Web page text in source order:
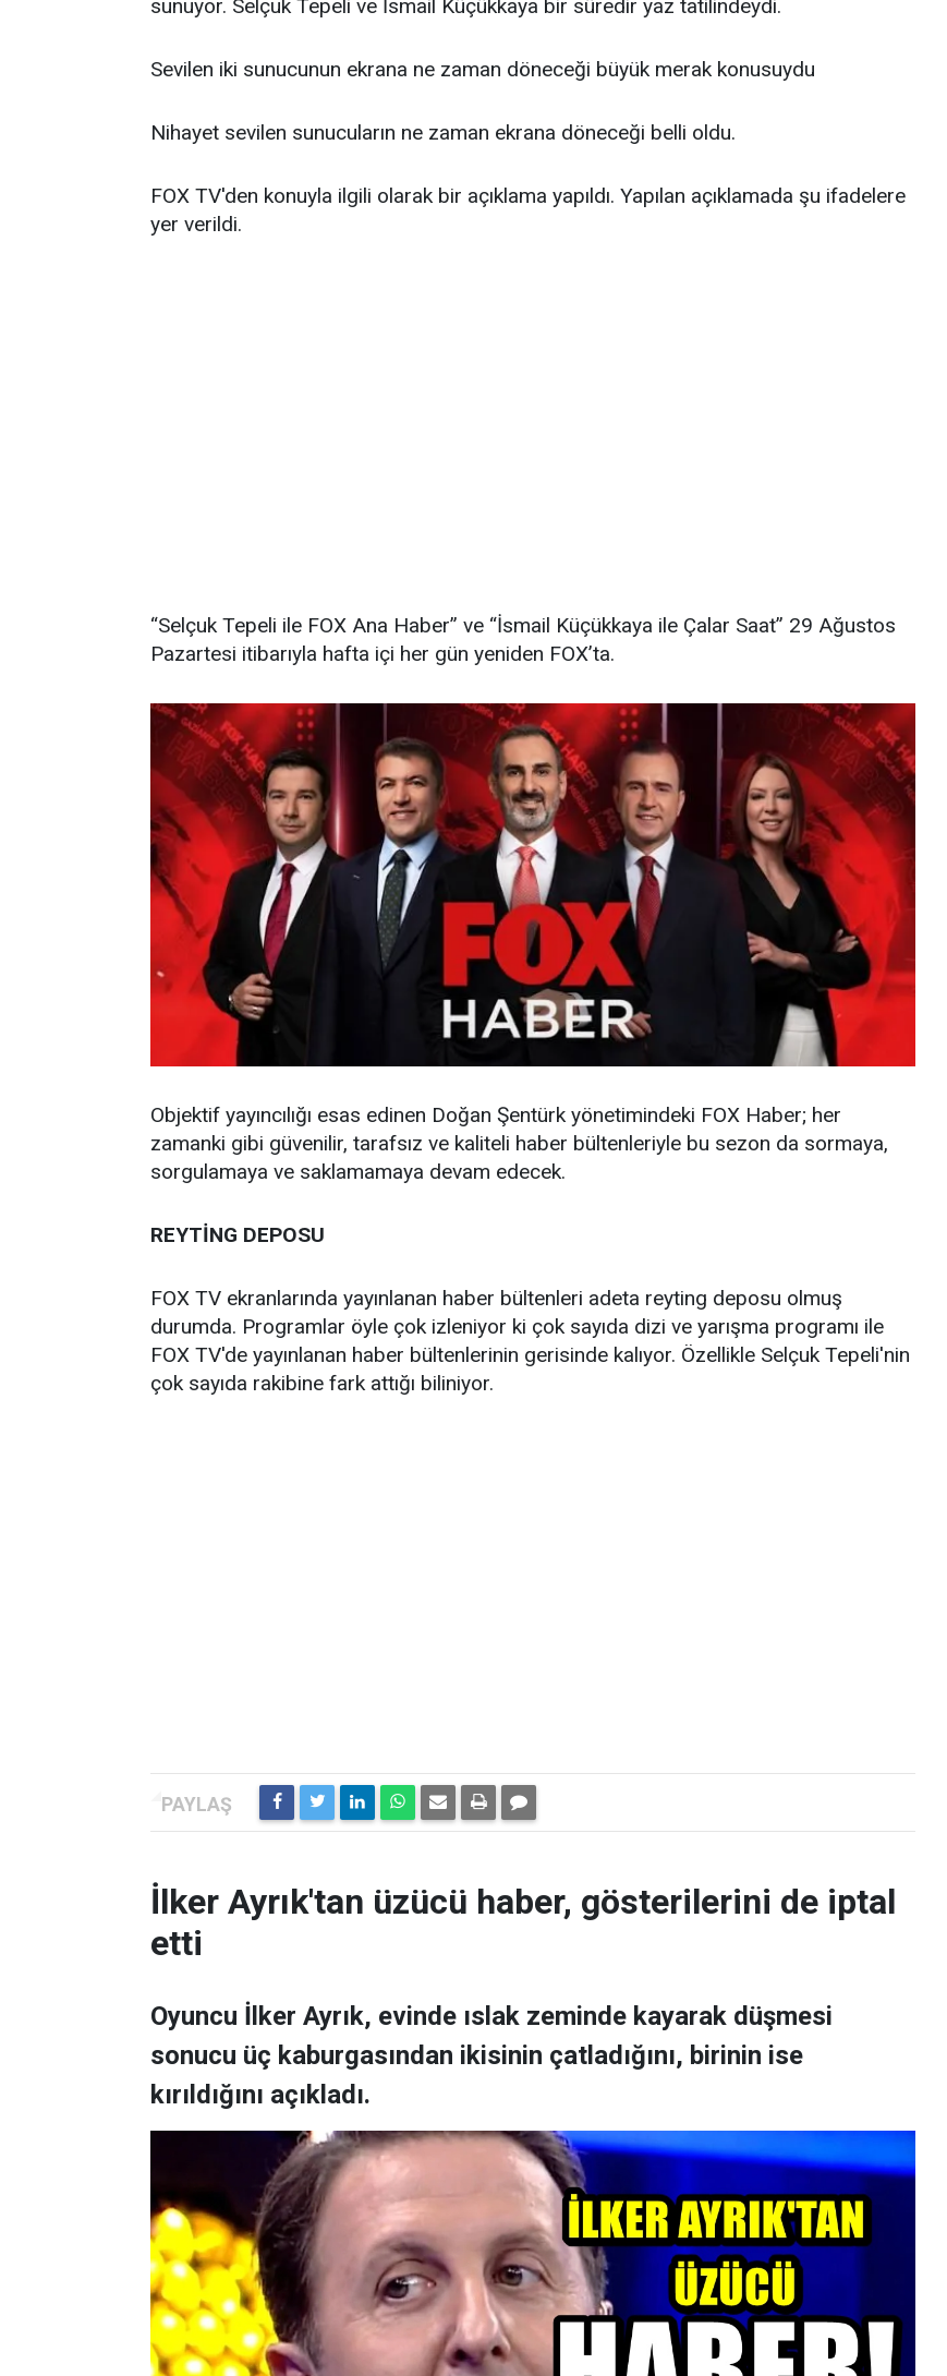
sunuyor. Selçuk Tepeli ve İsmail Küçükkaya bir süredir yaz tatilindeydi.
Sevilen iki sunucunun ekrana ne zaman döneceği büyük merak konusuydu
Nihayet sevilen sunucuların ne zaman ekrana döneceği belli oldu.
FOX TV'den konuyla ilgili olarak bir açıklama yapıldı. Yapılan açıklamada şu ifadelere
yer verildi.
“Selçuk Tepeli ile FOX Ana Haber” ve “İsmail Küçükkaya ile Çalar Saat” 29 Ağustos
Pazartesi itibarıyla hafta içi her gün yeniden FOX’ta.
Objektif yayıncılığı esas edinen Doğan Şentürk yönetimindeki FOX Haber; her
zamanki gibi güvenilir, tarafsız ve kaliteli haber bültenleriyle bu sezon da sormaya,
sorgulamaya ve saklamamaya devam edecek.
REYTİNG DEPOSU
FOX TV ekranlarında yayınlanan haber bültenleri adeta reyting deposu olmuş
durumda. Programlar öyle çok izleniyor ki çok sayıda dizi ve yarışma programı ile
FOX TV'de yayınlanan haber bültenlerinin gerisinde kalıyor. Özellikle Selçuk Tepeli'nin
çok sayıda rakibine fark attığı biliniyor.
İlker Ayrık'tan üzücü haber, gösterilerini de iptal
etti
Oyuncu İlker Ayrık, evinde ıslak zeminde kayarak düşmesi
sonucu üç kaburgasından ikisinin çatladığını, birinin ise
kırıldığını açıkladı.